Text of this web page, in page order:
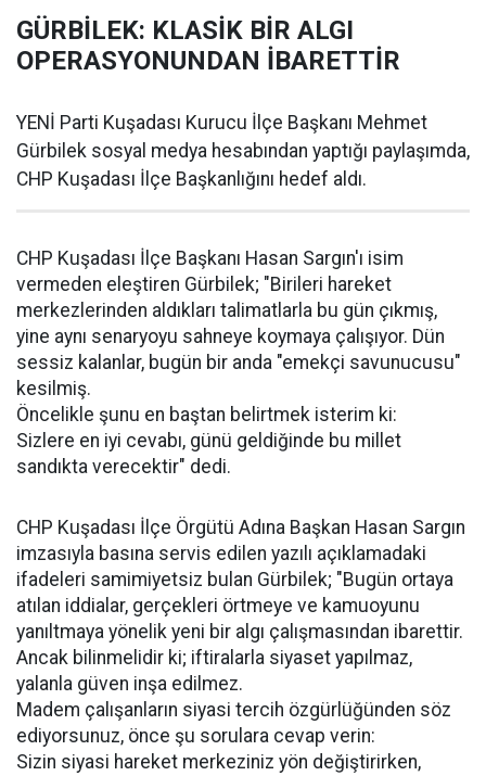
GÜRBİLEK: KLASİK BİR ALGI
OPERASYONUNDAN İBARETTİR
YENİ Parti Kuşadası Kurucu İlçe Başkanı Mehmet
Gürbilek sosyal medya hesabından yaptığı paylaşımda,
CHP Kuşadası İlçe Başkanlığını hedef aldı.
CHP Kuşadası İlçe Başkanı Hasan Sargın'ı isim
vermeden eleştiren Gürbilek; "Birileri hareket
merkezlerinden aldıkları talimatlarla bu gün çıkmış,
yine aynı senaryoyu sahneye koymaya çalışıyor. Dün
sessiz kalanlar, bugün bir anda "emekçi savunucusu"
kesilmiş.
Öncelikle şunu en baştan belirtmek isterim ki:
Sizlere en iyi cevabı, günü geldiğinde bu millet
sandıkta verecektir" dedi.
CHP Kuşadası İlçe Örgütü Adına Başkan Hasan Sargın
imzasıyla basına servis edilen yazılı açıklamadaki
ifadeleri samimiyetsiz bulan Gürbilek; "Bugün ortaya
atılan iddialar, gerçekleri örtmeye ve kamuoyunu
yanıltmaya yönelik yeni bir algı çalışmasından ibarettir.
Ancak bilinmelidir ki; iftiralarla siyaset yapılmaz,
yalanla güven inşa edilmez.
Madem çalışanların siyasi tercih özgürlüğünden söz
ediyorsunuz, önce şu sorulara cevap verin:
Sizin siyasi hareket merkeziniz yön değiştirirken,